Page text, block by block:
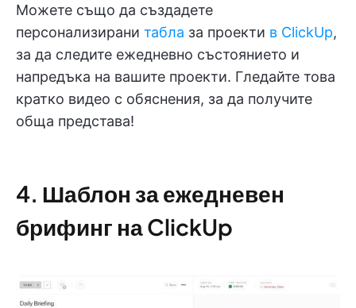
Можете също да създадете
персонализирани табла за проекти в ClickUp,
за да следите ежедневно състоянието и
напредъка на вашите проекти. Гледайте това
кратко видео с обяснения, за да получите
обща представа!
4. Шаблон за ежедневен
брифинг на ClickUp